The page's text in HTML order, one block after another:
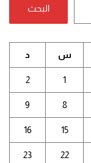
البحث
س د
1
2
8
9
15
16
22
23